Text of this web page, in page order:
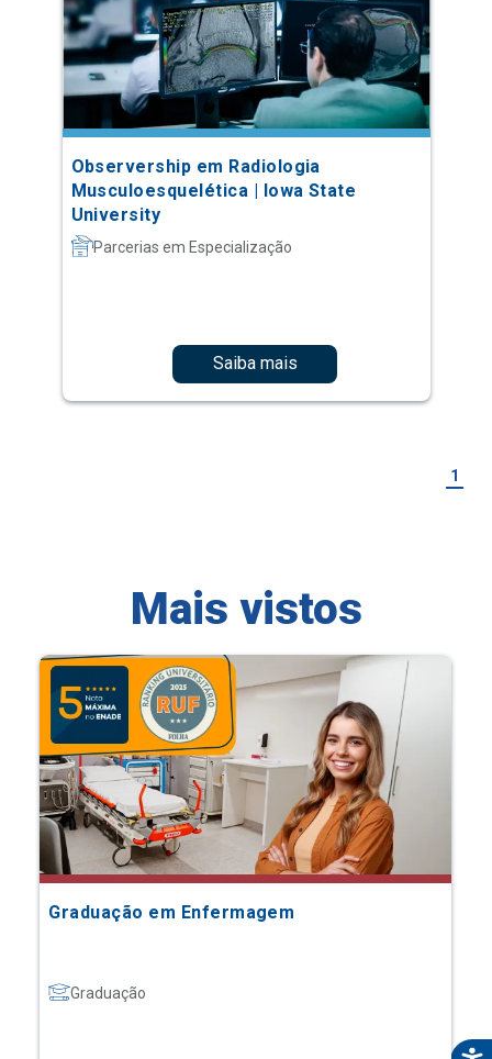
Observership em Radiologia
Musculoesquelética | Iowa State
University
Parcerias em Especialização
Saiba mais
1
Mais vistos
Graduação em Enfermagem
Graduação